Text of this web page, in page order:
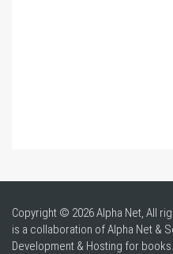
Copyright © 2026 Alpha Net, All
is a collaboration of Alpha Net &
Development & Hosting for